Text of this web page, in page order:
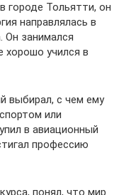
городе Тольятти, он
направлялась в
Он занимался
хорошо учился в
выбирал, с чем ему
или
в авиационный
профессию
понял, что мир